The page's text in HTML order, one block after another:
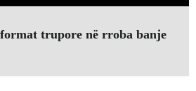
trupore në rroba banje